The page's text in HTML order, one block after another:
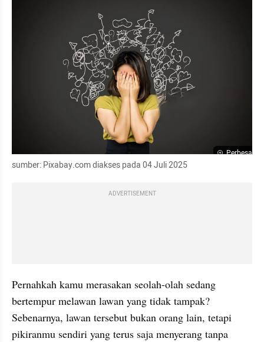
Perbesar
sumber: Pixabay.com diakses pada 04 Juli 2025
ADVERTISEMENT
Pernahkah kamu merasakan seolah-olah sedang
bertempur melawan lawan yang tidak tampak?
Sebenarnya, lawan tersebut bukan orang lain, tetapi
pikiranmu sendiri yang terus saja menyerang tanpa